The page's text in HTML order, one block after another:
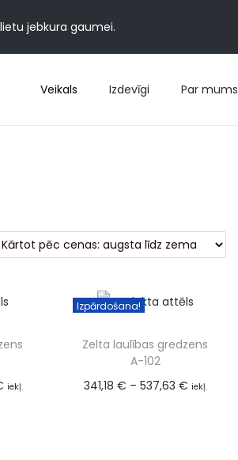
jebkura gaumei.
Veikals Izdevīgi Par mums
iekļ.
Izpārdošana!
Zelta laulības gredzens
A-102
341,18 € – 537,63 € iekļ.